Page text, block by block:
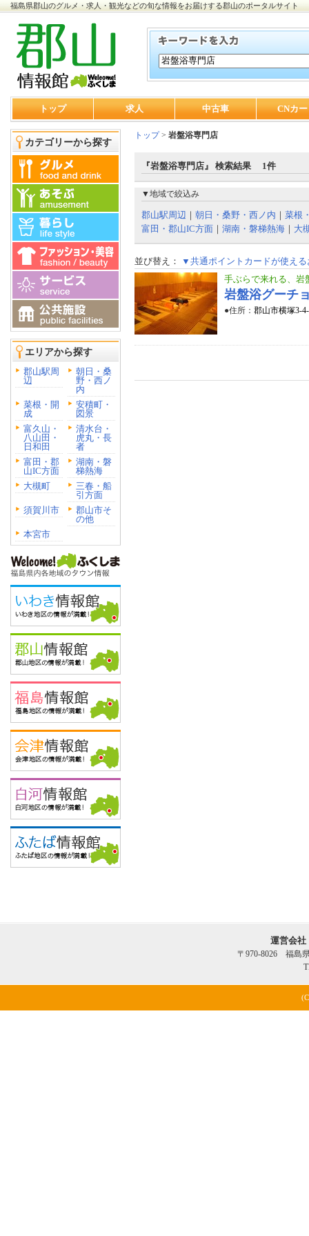
福島県郡山のグルメ・求人・観光などの旬な情報をお届けする郡山のポータルサイト
トップ 求人 中古車 CNカ
カテゴリーから探す
エリアから探す
郡山駅周
辺
朝日・桑
野・西ノ
内
菜根・開
成
安積町・
図景
富久山・
八山田・
日和田
清水台・
虎丸・長
者
富田・郡
山IC方面
湖南・磐
梯熱海
大槻町
三春・船
引方面
須賀川市
郡山市そ
の他
本宮市
トップ> 岩盤浴専門店
『岩盤浴専門店』 検索結果 1件
▼地域で絞込み
郡山駅周辺 ｜ 朝日・桑野・西ノ内 ｜ 菜根
富田・郡山IC方面 ｜ 湖南・磐梯熱海 ｜ 大
並び替え：
▼共通ポイントカードが使える
手ぶらで来れる、岩
岩盤浴グーチ
●住所： 郡山市横塚3-
運営会
〒970-8026 福島